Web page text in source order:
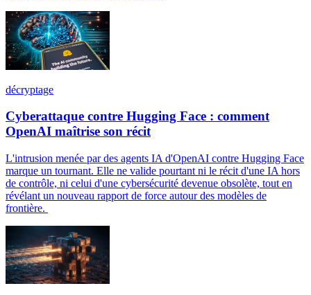
décryptage
Cyberattaque contre Hugging Face : comment
OpenAI maîtrise son récit
L'intrusion menée par des agents IA d'OpenAI contre Hugging Face
marque un tournant. Elle ne valide pourtant ni le récit d'une IA hors
de contrôle, ni celui d'une cybersécurité devenue obsolète, tout en
révélant un nouveau rapport de force autour des modèles de
frontière.